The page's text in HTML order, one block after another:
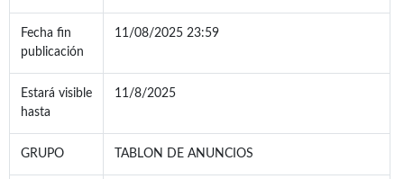
Fecha fin
publicación
11/08/2025 23:59
Estará visible
hasta
11/8/2025
GRUPO TABLON DE ANUNCIOS